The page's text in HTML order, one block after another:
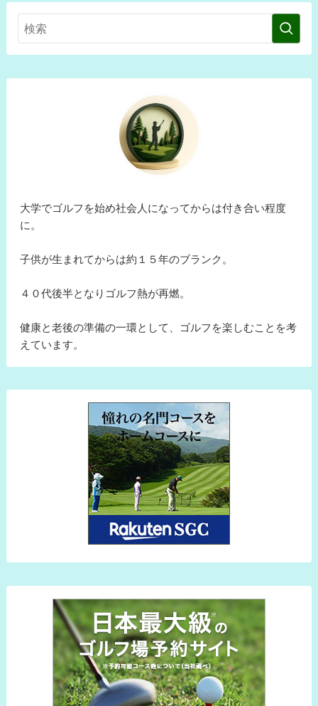
大学でゴルフを始め社会人になってからは付き合い程度
に。
子供が生まれてからは約１５年のブランク。
４０代後半となりゴルフ熱が再燃。
健康と老後の準備の一環として、ゴルフを楽しむことを考
えています。